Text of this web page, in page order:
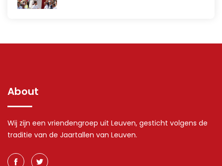
About
Wij zijn een vriendengroep uit Leuven, gesticht volgens de
traditie van de Jaartallen van Leuven.